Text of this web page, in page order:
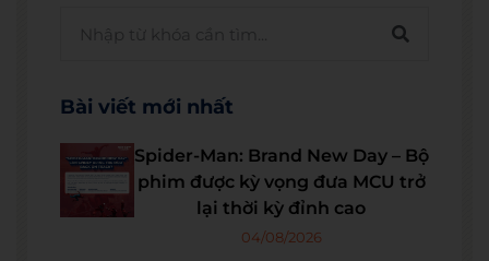
Bài viết mới nhất
Spider-Man: Brand New Day – Bộ
phim được kỳ vọng đưa MCU trở
lại thời kỳ đỉnh cao
04/08/2026